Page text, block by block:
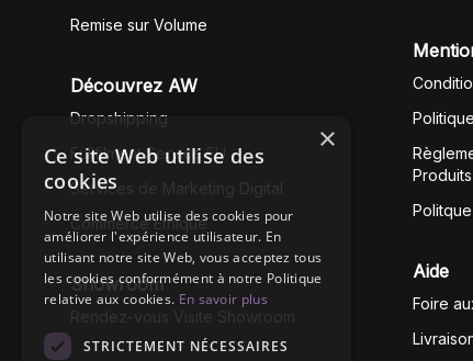
Remise sur Volume
Découvrez AW
Dropshipping
Fullfilment Service EU
Services de Marketing Digital
Commerce Éthique
Showroom
Produits
Aide
Foire
×
Ce site Web utilise des
cookies
Notre site Web utilise des cookies pour
améliorer l'expérience utilisateur. En
utilisant notre site Web, vous acceptez tous
les cookies conformément à notre Politique
relative aux cookies. En savoir plus
STRICTEMENT NÉCESSAIRES